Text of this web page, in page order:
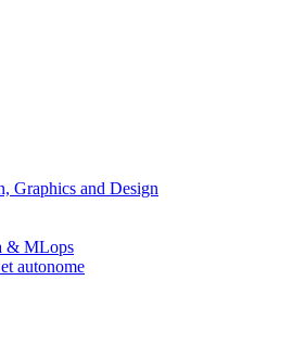
and Design
& MLops
autonome